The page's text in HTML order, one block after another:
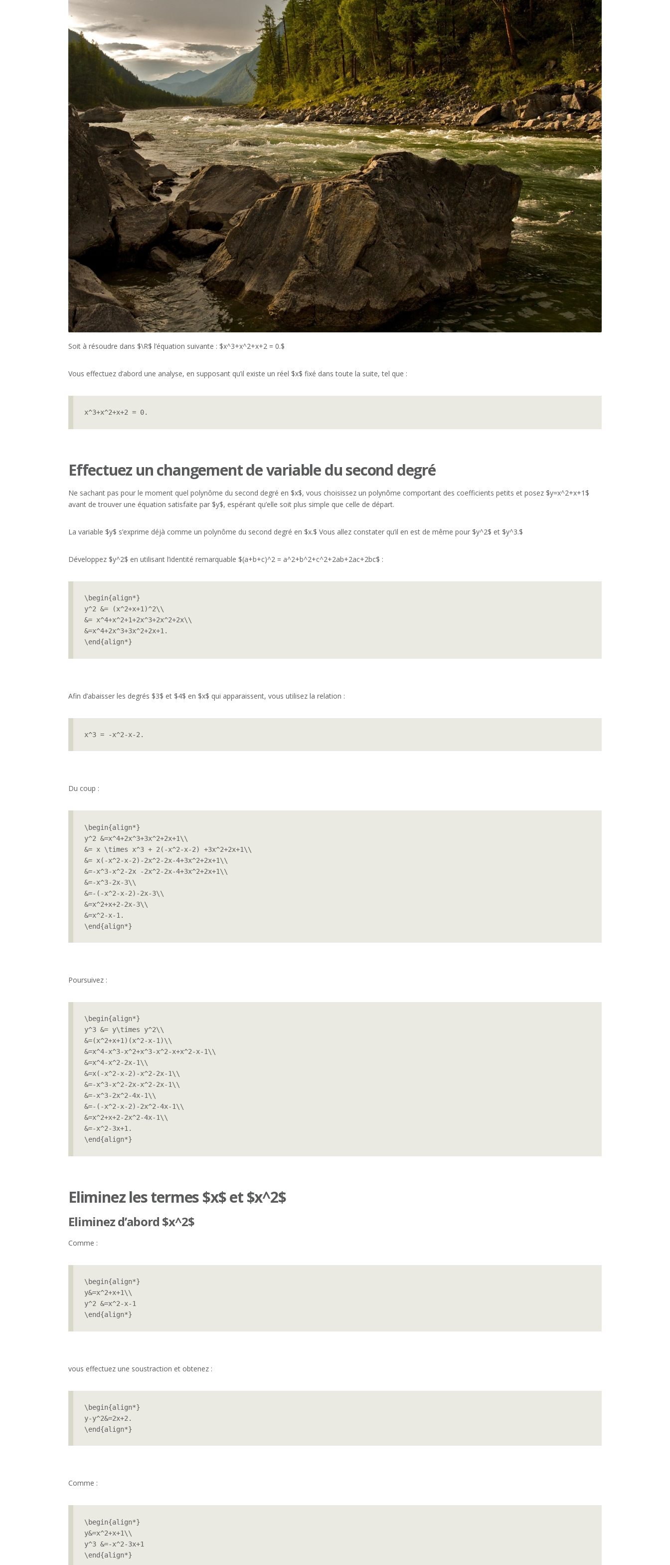
Soit à résoudre dans $\R$ l’équation suivante : $x^3+x^2+x+2 = 0.$
Vous effectuez d’abord une analyse, en supposant qu’il existe un réel $x$ fixé dans toute la suite, tel que :
x^3+x^2+x+2 = 0.
Effectuez un changement de variable du second degré
Ne sachant pas pour le moment quel polynôme du second degré en $x$, vous choisissez un polynôme comportant des coefficients petits et posez $y=x^2+x+1$
avant de trouver une équation satisfaite par $y$, espérant qu’elle soit plus simple que celle de départ.
La variable $y$ s’exprime déjà comme un polynôme du second degré en $x.$ Vous allez constater qu’il en est de même pour $y^2$ et $y^3.$
Développez $y^2$ en utilisant l’identité remarquable $(a+b+c)^2 = a^2+b^2+c^2+2ab+2ac+2bc$ :
\begin{align*}
y^2 &= (x^2+x+1)^2\\
&= x^4+x^2+1+2x^3+2x^2+2x\\
&=x^4+2x^3+3x^2+2x+1.
\end{align*}
Afin d’abaisser les degrés $3$ et $4$ en $x$ qui apparaissent, vous utilisez la relation :
x^3 = -x^2-x-2.
Du coup :
\begin{align*}
y^2 &=x^4+2x^3+3x^2+2x+1\\
&= x \times x^3 + 2(-x^2-x-2) +3x^2+2x+1\\
&= x(-x^2-x-2)-2x^2-2x-4+3x^2+2x+1\\
&=-x^3-x^2-2x -2x^2-2x-4+3x^2+2x+1\\
&=-x^3-2x-3\\
&=-(-x^2-x-2)-2x-3\\
&=x^2+x+2-2x-3\\
&=x^2-x-1.
\end{align*}
Poursuivez :
\begin{align*}
y^3 &= y\times y^2\\
&=(x^2+x+1)(x^2-x-1)\\
&=x^4-x^3-x^2+x^3-x^2-x+x^2-x-1\\
&=x^4-x^2-2x-1\\
&=x(-x^2-x-2)-x^2-2x-1\\
&=-x^3-x^2-2x-x^2-2x-1\\
&=-x^3-2x^2-4x-1\\
&=-(-x^2-x-2)-2x^2-4x-1\\
&=x^2+x+2-2x^2-4x-1\\
&=-x^2-3x+1.
\end{align*}
Eliminez les termes $x$ et $x^2$
Eliminez d’abord $x^2$
Comme :
\begin{align*}
y&=x^2+x+1\\
y^2 &=x^2-x-1
\end{align*}
vous effectuez une soustraction et obtenez :
\begin{align*}
y-y^2&=2x+2.
\end{align*}
Comme :
\begin{align*}
y&=x^2+x+1\\
y^3 &=-x^2-3x+1
\end{align*}